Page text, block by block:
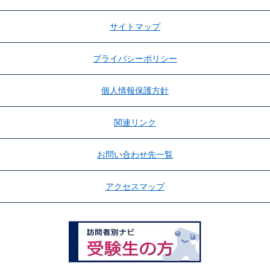
サイトマップ
プライバシーポリシー
個人情報保護方針
関連リンク
お問い合わせ先一覧
アクセスマップ